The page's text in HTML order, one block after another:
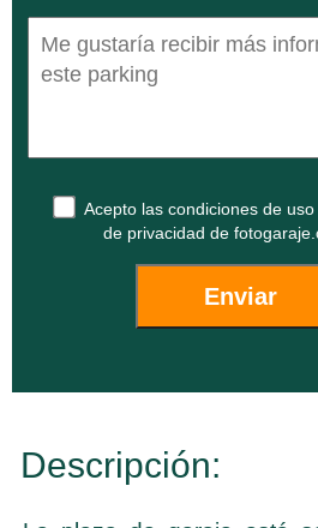
Acepto las condiciones de uso
de privacidad de
Descripción: